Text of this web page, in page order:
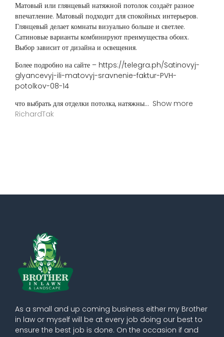
Матовый или глянцевый натяжной потолок создаёт разное
впечатление. Матовый подходит для спокойных интерьеров.
Глянцевый делает комнаты визуально больше и светлее.
Сатиновые варианты комбинируют преимущества обоих.
Выбор зависит от дизайна и освещения.
Более подробно на сайте – https://telegra.ph/Satinovyj-
glyancevyj-ili-matovyj-sravnenie-faktur-PVH-
potolkov-08-14
что выбрать для отделки потолка, натяжны
Show more
RichardTak
As a small and up coming business either my Brother
in law or myself will be at every job doing our best to
ensure the best job is done. On the occasion if and